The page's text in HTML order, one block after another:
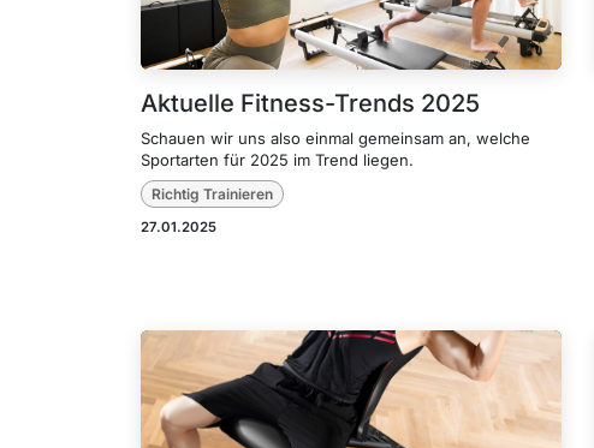
Aktuelle Fitness-Trends 2025
Schauen wir uns also einmal gemeinsam an, welche
Sportarten für 2025 im Trend liegen.
Richtig Trainieren
27.01.2025